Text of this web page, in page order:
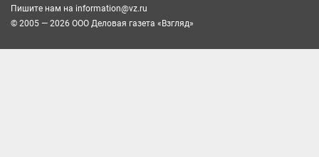
Пишите нам на information@vz.ru
© 2005 — 2026 ООО Деловая газета «Взгляд»